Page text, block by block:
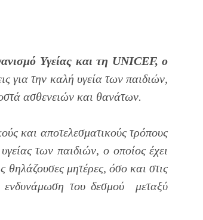
Υγείας και τη UNICEF, ο
για την καλή υγεία των παιδιών,
ασθενειών και θανάτων.
και αποτελεσματικούς τρόπους
των παιδιών, ο οποίος έχει
θηλάζουσες μητέρες, όσο και στις
ενδυνάμωση του δεσμού μεταξύ